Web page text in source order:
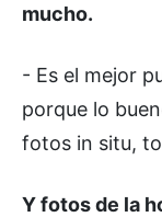
mucho.
- Es el mejor
porque lo
fotos in situ,
Y fotos de la